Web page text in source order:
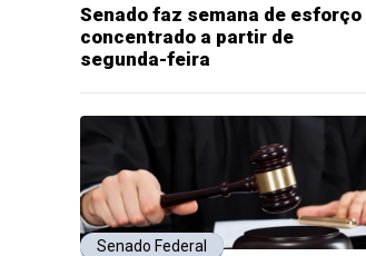
Senado faz semana de esforço
concentrado a partir de
segunda-feira
Senado Federal